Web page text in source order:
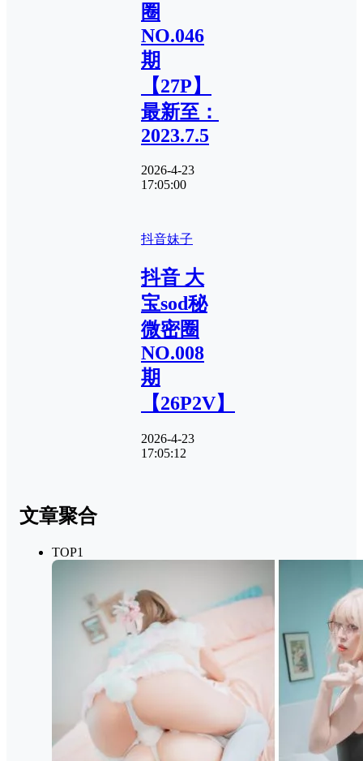
圈
NO.046
期
【27P】
最新至：
2023.7.5
2026-4-23
17:05:00
抖音妹子
抖音 大
宝sod秘
微密圈
NO.008
期
【26P2V】
2026-4-23
17:05:12
文章聚合
TOP1